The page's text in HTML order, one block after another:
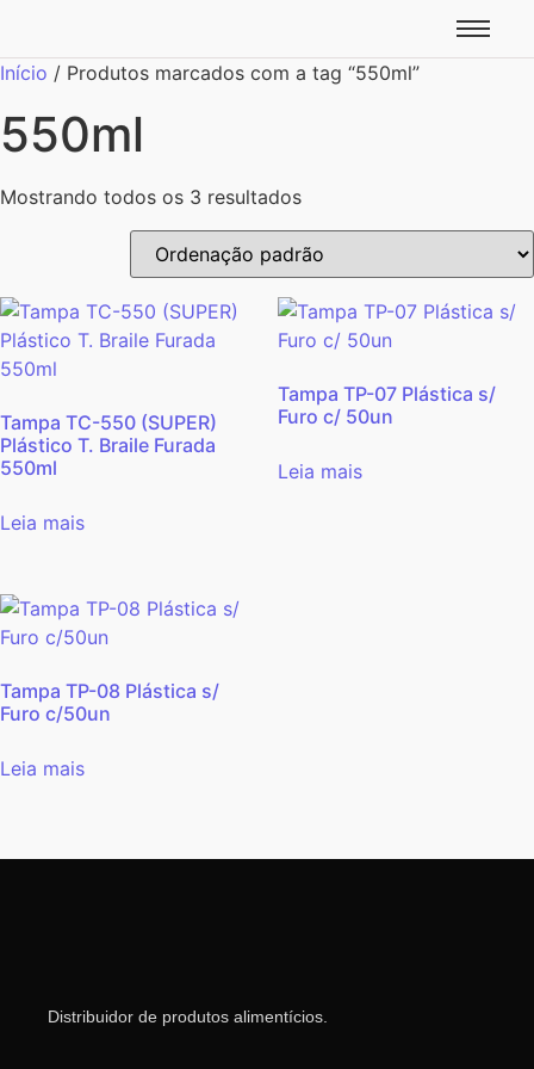
Início / Produtos marcados com a tag “550ml”
550ml
Mostrando todos os 3 resultados
Tampa TC-550 (SUPER)
Plástico T. Braile Furada
550ml
Leia mais
Tampa TP-07 Plástica s/
Furo c/ 50un
Leia mais
Tampa TP-08 Plástica s/
Furo c/50un
Leia mais
Distribuidor de produtos alimentícios.